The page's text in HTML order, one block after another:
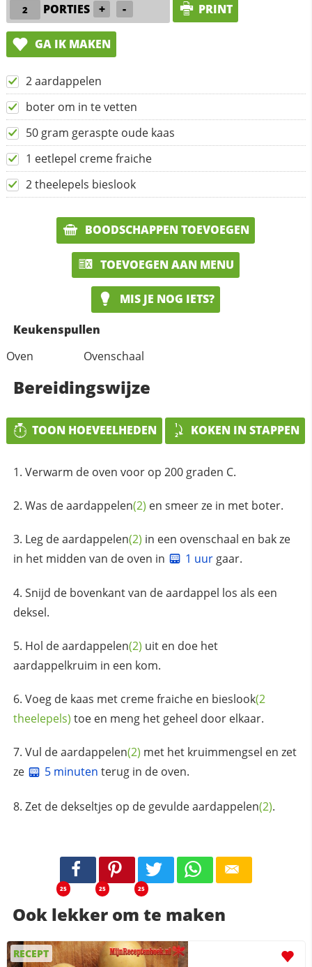
PORTIES + - PRINT
GA IK MAKEN
2 aardappelen
boter om in te vetten
50 gram geraspte oude kaas
1 eetlepel creme fraiche
2 theelepels bieslook
BOODSCHAPPEN TOEVOEGEN
TOEVOEGEN AAN MENU
MIS JE NOG IETS?
Keukenspullen
Oven
Ovenschaal
Bereidingswijze
TOON HOEVEELHEDEN KOKEN IN STAPPEN
Verwarm de oven voor op 200 graden C.
Was deaardappelen(2) en smeer ze in met boter.
Leg deaardappelen(2) in een ovenschaal en bak ze
in het midden van de oven in
1 uurgaar.
Snijd de bovenkant van de aardappel los als een
deksel.
Hol deaardappelen(2) uit en doe het
aardappelkruim in een kom.
Voeg de kaas met creme fraiche en bieslook(2
theelepels) toe en meng het geheel door elkaar.
Vul deaardappelen(2) met het kruimmengsel en zet
ze
5 minuten terug in de oven.
Zet de dekseltjes op de gevuldeaardappelen(2).
25 25 25
Ook lekker om te maken
RECEPT